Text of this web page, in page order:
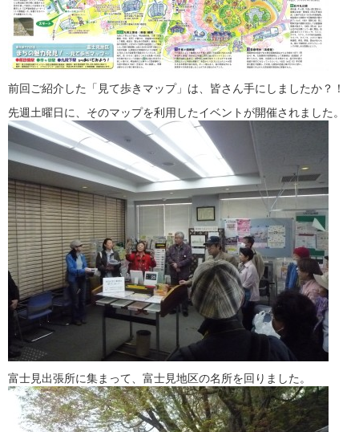
前回ご紹介した「見て歩きマップ」は、皆さん手にしましたか？！
先週土曜日に、そのマップを利用したイベントが開催されました。
富士見出張所に集まって、富士見地区の名所を回りました。